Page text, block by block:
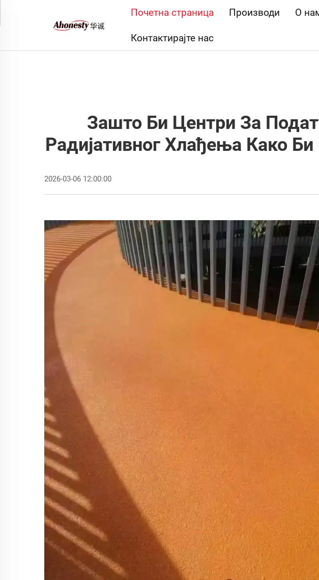
Почетна страница Производи О
Контактирајте нас
Зашто Би Центри За
Радијативног Хлађења Како
2026-03-06 12:00:00